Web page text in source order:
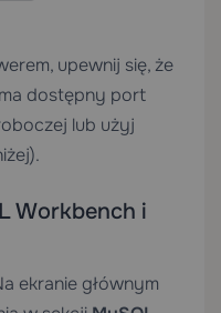
upewnij się, że
ma dostępny port
lub użyj
Workbench i
ekranie głównym